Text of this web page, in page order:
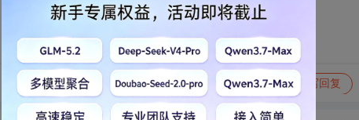
转发到动态 举报 写回复